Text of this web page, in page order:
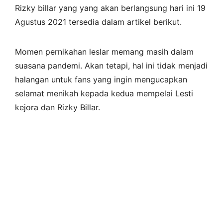
Rizky billar yang yang akan berlangsung hari ini 19
Agustus 2021 tersedia dalam artikel berikut.
Momen pernikahan leslar memang masih dalam
suasana pandemi. Akan tetapi, hal ini tidak menjadi
halangan untuk fans yang ingin mengucapkan
selamat menikah kepada kedua mempelai Lesti
kejora dan Rizky Billar.